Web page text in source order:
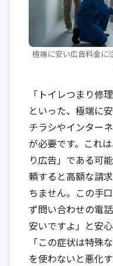
極端に安い広告料金に
「トイレつまり修
といった、極端に
チラシやインター
が必要です。これ
り広告」である可
頼すると高額な請
ちません。この手
ず問い合わせの電
安いですよ」と安
「この症状は特殊
を使わないと悪化